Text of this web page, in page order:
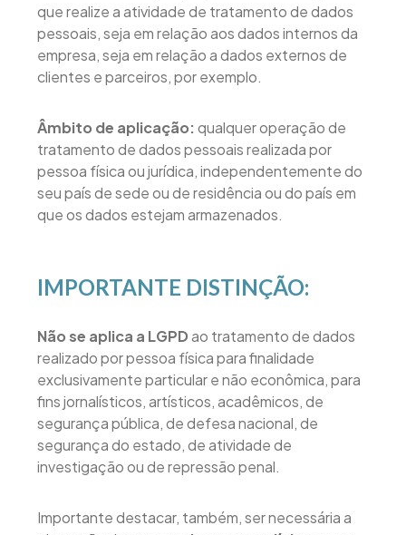
que realize a atividade de tratamento de dados
pessoais, seja em relação aos dados internos da
empresa, seja em relação a dados externos de
clientes e parceiros, por exemplo.
Âmbito de aplicação:qualquer operação de
tratamento de dados pessoais realizada por
pessoa física ou jurídica, independentemente do
seu país de sede ou de residência ou do país em
que os dados estejam armazenados.
IMPORTANTE DISTINÇÃO:
Não se aplica a LGPDao tratamento de dados
realizado por pessoa física para finalidade
exclusivamente particular e não econômica, para
fins jornalísticos, artísticos, acadêmicos, de
segurança pública, de defesa nacional, de
segurança do estado, de atividade de
investigação ou de repressão penal.
Importante destacar, também, ser necessária a